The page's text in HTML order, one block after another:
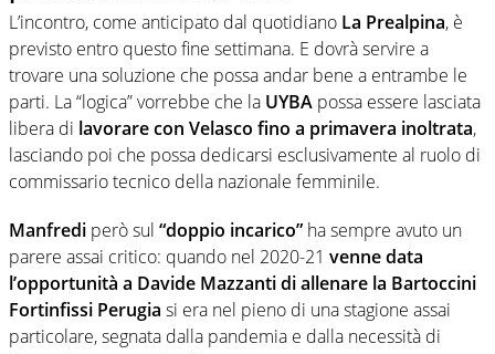
L’incontro, come anticipato dal quotidiano La Prealpina, è
previsto entro questo fine settimana. E dovrà servire a
trovare una soluzione che possa andar bene a entrambe le
parti. La “logica” vorrebbe che la UYBA possa essere lasciata
libera di lavorare con Velasco fino a primavera inoltrata,
lasciando poi che possa dedicarsi esclusivamente al ruolo di
commissario tecnico della nazionale femminile.
Manfredi però sul “doppio incarico” ha sempre avuto un
parere assai critico: quando nel 2020-21 venne data
l’opportunità a Davide Mazzanti di allenare la Bartoccini
Fortinfissi Perugia si era nel pieno di una stagione assai
particolare, segnata dalla pandemia e dalla necessità di